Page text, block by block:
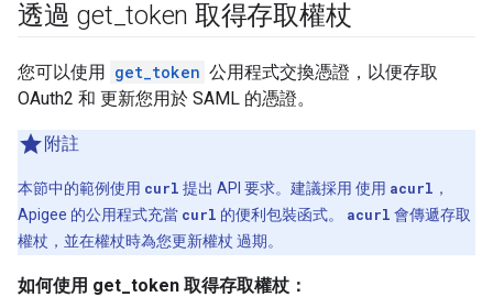
透過 get _token 取得存取權杖
您可以使用 get_token 公用程式交換憑證，以便存取
OAuth2 和 更新您用於 SAML 的憑證。
附註
本節中的範例使用 curl 提出 API 要求。建議採用 使用 acurl ，
Apigee 的公用程式充當 curl 的便利包裝函式。 acurl 會傳遞存取
權杖，並在權杖時為您更新權杖 過期。
如何使用 get_token 取得存取權杖：